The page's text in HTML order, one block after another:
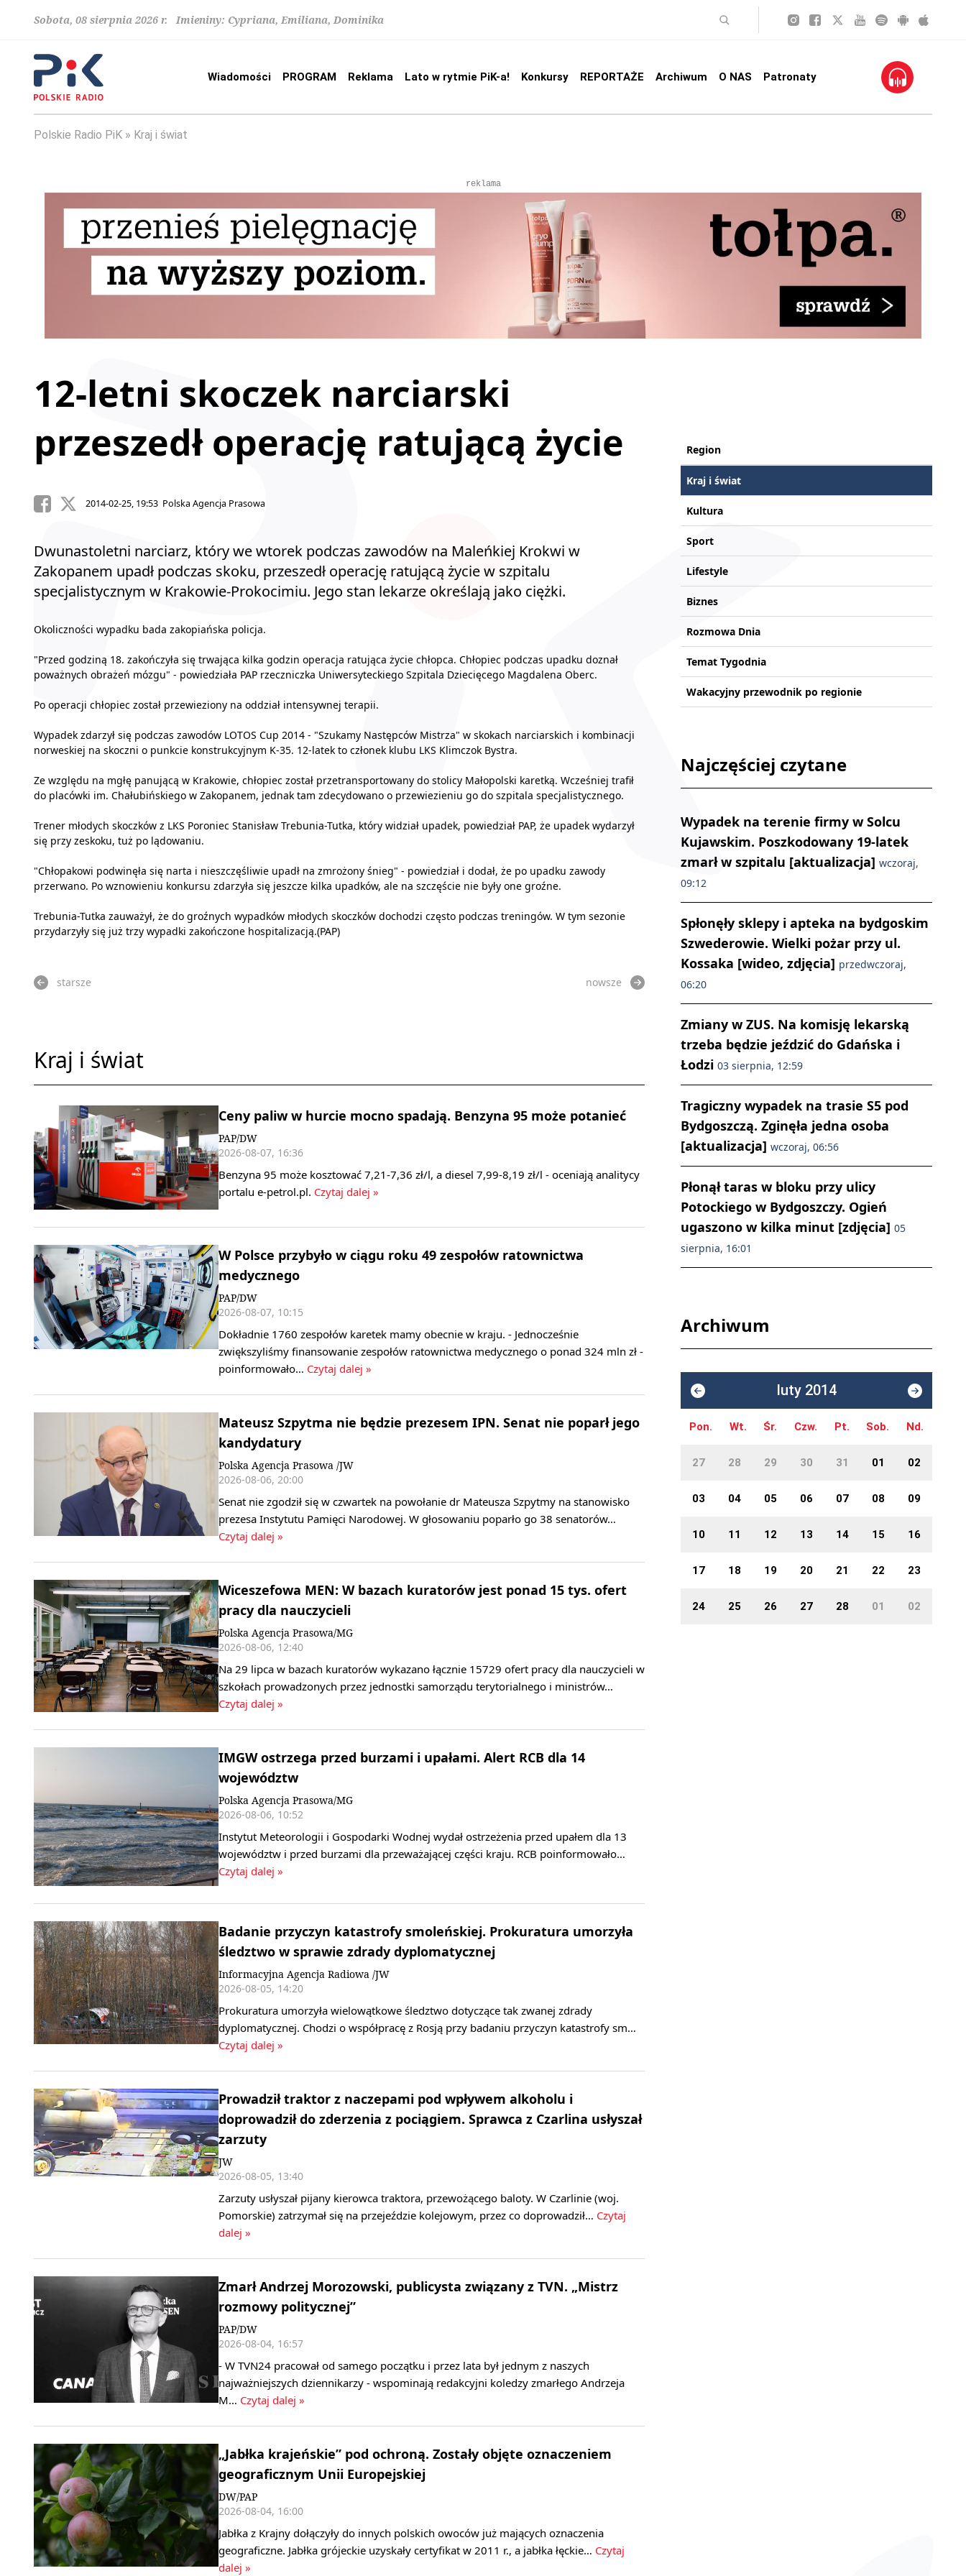
Sobota, 08 sierpnia 2026 r. Imieniny: Cypriana, Emiliana, Dominika
Wiadomości PROGRAM Reklama Lato w rytmie PiK-a! Konkursy REPORTAŻE Archiwum O NAS Patronaty
Polskie Radio PiK Kraj i świat
reklama
12-letni skoczek narciarski
przeszedł operację ratującą życie
2014-02-25, 19:53 Polska Agencja Prasowa
Dwunastoletni narciarz, który we wtorek podczas zawodów na Maleńkiej Krokwi w
Zakopanem upadł podczas skoku, przeszedł operację ratującą życie w szpitalu
specjalistycznym w Krakowie-Prokocimiu. Jego stan lekarze określają jako ciężki.
Okoliczności wypadku bada zakopiańska policja.
"Przed godziną 18. zakończyła się trwająca kilka godzin operacja ratująca życie chłopca. Chłopiec podczas upadku doznał
poważnych obrażeń mózgu" - powiedziała PAP rzeczniczka Uniwersyteckiego Szpitala Dziecięcego Magdalena Oberc.
Po operacji chłopiec został przewieziony na oddział intensywnej terapii.
Wypadek zdarzył się podczas zawodów LOTOS Cup 2014 - "Szukamy Następców Mistrza" w skokach narciarskich i kombinacji
norweskiej na skoczni o punkcie konstrukcyjnym K-35. 12-latek to członek klubu LKS Klimczok Bystra.
Ze względu na mgłę panującą w Krakowie, chłopiec został przetransportowany do stolicy Małopolski karetką. Wcześniej trafił
do placówki im. Chałubińskiego w Zakopanem, jednak tam zdecydowano o przewiezieniu go do szpitala specjalistycznego.
Trener młodych skoczków z LKS Poroniec Stanisław Trebunia-Tutka, który widział upadek, powiedział PAP, że upadek wydarzył
się przy zeskoku, tuż po lądowaniu.
"Chłopakowi podwinęła się narta i nieszczęśliwie upadł na zmrożony śnieg" - powiedział i dodał, że po upadku zawody
przerwano. Po wznowieniu konkursu zdarzyła się jeszcze kilka upadków, ale na szczęście nie były one groźne.
Trebunia-Tutka zauważył, że do groźnych wypadków młodych skoczków dochodzi często podczas treningów. W tym sezonie
przydarzyły się już trzy wypadki zakończone hospitalizacją.(PAP)
starsze nowsze
Kraj i świat
Ceny paliw w hurcie mocno spadają. Benzyna 95 może potanieć
PAP/DW
2026-08-07, 16:36
Benzyna 95 może kosztować 7,21-7,36 zł/l, a diesel 7,99-8,19 zł/l - oceniają analitycy
portalu e-petrol.pl. Czytaj dalej »
W Polsce przybyło w ciągu roku 49 zespołów ratownictwa
medycznego
PAP/DW
2026-08-07, 10:15
Dokładnie 1760 zespołów karetek mamy obecnie w kraju. - Jednocześnie
zwiększyliśmy finansowanie zespołów ratownictwa medycznego o ponad 324 mln zł -
poinformowało… Czytaj dalej »
Mateusz Szpytma nie będzie prezesem IPN. Senat nie poparł jego
kandydatury
Polska Agencja Prasowa /JW
2026-08-06, 20:00
Senat nie zgodził się w czwartek na powołanie dr Mateusza Szpytmy na stanowisko
prezesa Instytutu Pamięci Narodowej. W głosowaniu poparło go 38 senatorów…
Czytaj dalej »
Wiceszefowa MEN: W bazach kuratorów jest ponad 15 tys. ofert
pracy dla nauczycieli
Polska Agencja Prasowa/MG
2026-08-06, 12:40
Na 29 lipca w bazach kuratorów wykazano łącznie 15729 ofert pracy dla nauczycieli w
szkołach prowadzonych przez jednostki samorządu terytorialnego i ministrów…
Czytaj dalej »
IMGW ostrzega przed burzami i upałami. Alert RCB dla 14
województw
Polska Agencja Prasowa/MG
2026-08-06, 10:52
Instytut Meteorologii i Gospodarki Wodnej wydał ostrzeżenia przed upałem dla 13
województw i przed burzami dla przeważającej części kraju. RCB poinformowało…
Czytaj dalej »
Badanie przyczyn katastrofy smoleńskiej. Prokuratura umorzyła
śledztwo w sprawie zdrady dyplomatycznej
Informacyjna Agencja Radiowa /JW
2026-08-05, 14:20
Prokuratura umorzyła wielowątkowe śledztwo dotyczące tak zwanej zdrady
dyplomatycznej. Chodzi o współpracę z Rosją przy badaniu przyczyn katastrofy sm…
Czytaj dalej »
Prowadził traktor z naczepami pod wpływem alkoholu i
doprowadził do zderzenia z pociągiem. Sprawca z Czarlina usłyszał
zarzuty
JW
2026-08-05, 13:40
Zarzuty usłyszał pijany kierowca traktora, przewożącego baloty. W Czarlinie (woj.
Pomorskie) zatrzymał się na przejeździe kolejowym, przez co doprowadził… Czytaj
dalej »
Zmarł Andrzej Morozowski, publicysta związany z TVN. „Mistrz
rozmowy politycznej”
PAP/DW
2026-08-04, 16:57
- W TVN24 pracował od samego początku i przez lata był jednym z naszych
najważniejszych dziennikarzy - wspominają redakcyjni koledzy zmarłego Andrzeja
M… Czytaj dalej »
„Jabłka krajeńskie” pod ochroną. Zostały objęte oznaczeniem
geograficznym Unii Europejskiej
DW/PAP
2026-08-04, 16:00
Jabłka z Krajny dołączyły do innych polskich owoców już mających oznaczenia
geograficzne. Jabłka grójeckie uzyskały certyfikat w 2011 r., a jabłka łęckie… Czytaj
dalej »
Region
Kraj i świat
Kultura
Sport
Lifestyle
Biznes
Rozmowa Dnia
Temat Tygodnia
Wakacyjny przewodnik po regionie
Najczęściej czytane
Wypadek na terenie firmy w Solcu
Kujawskim. Poszkodowany 19-latek
zmarł w szpitalu [aktualizacja] wczoraj,
09:12
Spłonęły sklepy i apteka na bydgoskim
Szwederowie. Wielki pożar przy ul.
Kossaka [wideo, zdjęcia] przedwczoraj,
06:20
Zmiany w ZUS. Na komisję lekarską
trzeba będzie jeździć do Gdańska i
Łodzi 03 sierpnia, 12:59
Tragiczny wypadek na trasie S5 pod
Bydgoszczą. Zginęła jedna osoba
[aktualizacja] wczoraj, 06:56
Płonął taras w bloku przy ulicy
Potockiego w Bydgoszczy. Ogień
ugaszono w kilka minut [zdjęcia] 05
sierpnia, 16:01
Archiwum
luty 2014
Pon. Wt. Śr. Czw. Pt. Sob. Nd.
27 28 29 30 31 01 02
03 04 05 06 07 08 09
10 11 12 13 14 15 16
17 18 19 20 21 22 23
24 25 26 27 28 01 02